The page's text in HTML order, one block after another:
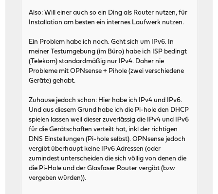
Also: Will einer auch so ein Ding als Router nutzen, für
Installation am besten ein internes Laufwerk nutzen.
Ein Problem habe ich noch. Geht sich um IPv6. In
meiner Testumgebung (im Büro) habe ich ISP bedingt
(Telekom) standardmäßig nur IPv4. Daher nie
Probleme mit OPNsense + Pihole (zwei verschiedene
Geräte) gehabt.
Zuhause jedoch schon: Hier habe ich IPv4 und IPv6.
Und aus diesem Grund habe ich die Pi-hole den DHCP
spielen lassen weil dieser zuverlässig die IPv4 und IPv6
für die Gerätschaften verteilt hat, inkl der richtigen
DNS Einstellungen (Pi-hole selbst). OPNsense jedoch
vergibt überhaupt keine IPv6 Adressen (oder
zumindest unterscheiden die sich völlig von denen die
die Pi-Hole und der Glasfaser Router vergibt (bzw
vergeben würden)).